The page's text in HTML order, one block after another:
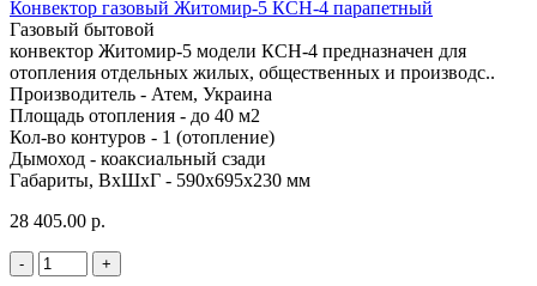
Конвектор газовый Житомир-5 КСН-4 парапетный
Газовый бытовой
конвектор Житомир-5 модели КСН-4 предназначен для
отопления отдельных жилых, общественных и производс..
Производитель - Атем, Украина
Площадь отопления - до 40 м2
Кол-во контуров - 1 (отопление)
Дымоход - коаксиальный сзади
Габариты, ВхШхГ - 590х695х230 мм
28 405.00 р.
- +